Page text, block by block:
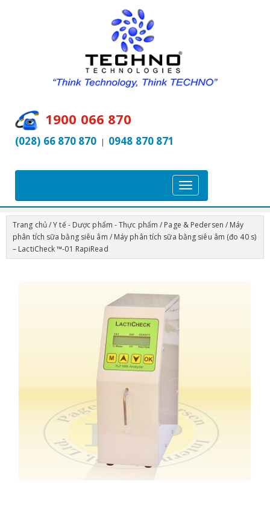
1900 066 870
(028) 66 870 870 | 0948 870 871
T
o
g
g
n
Trang chủ/Y tế - Dược phẩm - Thực phẩm / Page & Pedersen / Máy
phân tích sữa bằng siêu âm / Máy phân tích sữa bằng siêu âm (đo 40 s)
– LactiCheck ™-01 RapiRead